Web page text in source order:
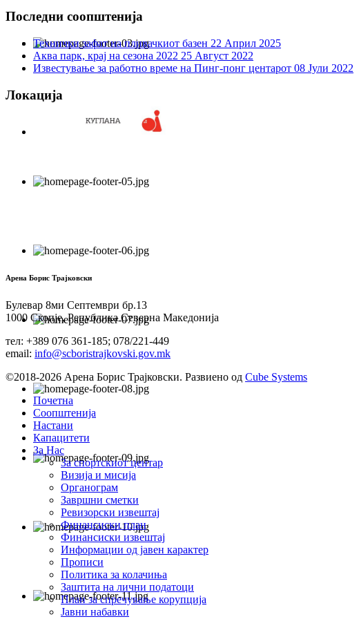
Последни соопштенија
Технички зафат на пливачкиот базен 22 Април 2025
Аква парк, крај на сезона 2022 25 Август 2022
Известување за работно време на Пинг-понг центарот 08 Јули 2022
Локација
Арена Борис Трајковски
Булевар 8ми Септември бр.13
1000 Скопје, Република Северна Македонија
тел: +389 076 361-185; 078/221-449
email: info@scboristrajkovski.gov.mk
©2018-2026 Арена Борис Трајковски. Развиено од Cube Systems
Почетна
Соопштенија
Настани
Капацитети
За Нас
За спортскиот центар
Визија и мисија
Органограм
Завршни сметки
Ревизорски извештај
Финансиски план
Финансиски извештај
Информации од јавен карактер
Прописи
Политика за колачиња
Заштита на лични податоци
План за спречување корупција
Јавни набавки